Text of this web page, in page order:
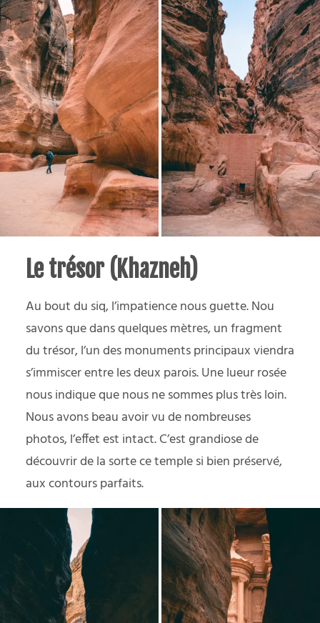
Le trésor (Khazneh)
Au bout du siq, l’impatience nous guette. Nou
savons que dans quelques mètres, un fragment
du trésor, l’un des monuments principaux viendra
s’immiscer entre les deux parois. Une lueur rosée
nous indique que nous ne sommes plus très loin.
Nous avons beau avoir vu de nombreuses
photos, l’effet est intact. C’est grandiose de
découvrir de la sorte ce temple si bien préservé,
aux contours parfaits.